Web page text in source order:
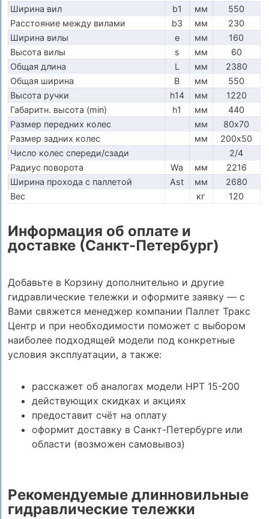
Ширина вил
b1 мм
550
Расстояние между вилами
b3 мм
230
Ширина вилы
e мм
160
Высота вилы
s мм
60
Общая длина
L мм
2380
Общая ширина
B мм
550
Высота ручки
h14 мм
1220
Габаритн. высота (min)
h1 мм
440
Размер передних колес
мм
80х70
Размер задних колес
мм
200х50
Число колес спереди/сзади
2/4
Радиус поворота
Wa мм
2216
Ширина прохода с паллетой
Ast мм
2680
Вес
кг 120
Информация об оплате и
доставке (Санкт-Петербург)
Добавьте в Корзину дополнительно и другие
гидравлические тележки и оформите заявку — с
Вами свяжется менеджер компании Паллет Тракс
Центр и при необходимости поможет с выбором
наиболее подходящей модели под конкретные
условия эксплуатации, а также:
расскажет об аналогах модели HPT 15-200
действующих скидках и акциях
предоставит счёт на оплату
оформит доставку в Санкт-Петербурге или
области (возможен самовывоз)
Рекомендуемые длинновильные
гидравлические тележки